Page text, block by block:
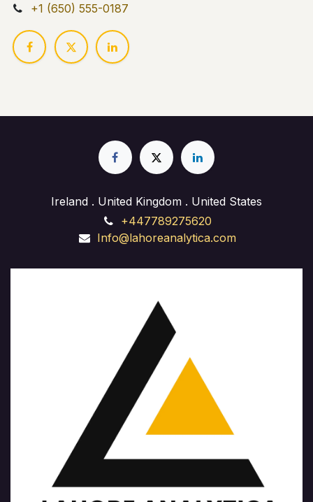
+1 (650) 555-0187
Ireland . United Kingdom . United States
+447789275620
Info@lahoreanalytica.com